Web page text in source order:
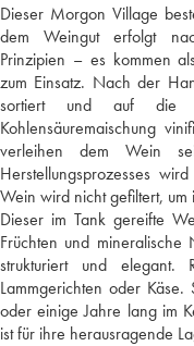
Dieser Morgon Village
dem Weingut erfolgt
Prinzipien – es kommen
zum Einsatz. Nach der
sortiert und auf die
Kohlensäuremaischung
verleihen dem Wein
Herstellungsprozesses
Wein wird nicht gefiltert,
Dieser im Tank gereifte
Früchten und
strukturiert und
Lammgerichten oder
oder einige Jahre lang im
ist für ihre herausragende